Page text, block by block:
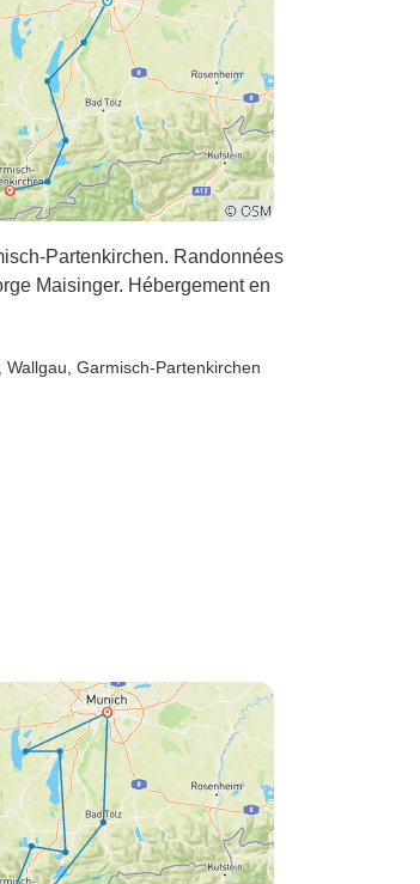
Partenkirchen. Randonnées
Maisinger. Hébergement en
, Wallgau , Garmisch-Partenkirchen